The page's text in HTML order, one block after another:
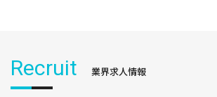
Recruit 業界求人情報